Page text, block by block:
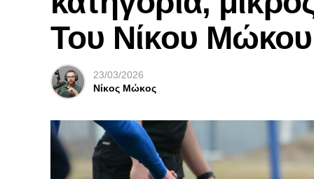
Του Νίκου Μώκου
23/03/2026
Νίκος Μώκος